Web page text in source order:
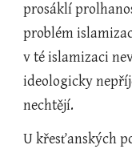
prosáklí
problém
v té islamizaci
ideologicky
nechtějí.
U křesťanských